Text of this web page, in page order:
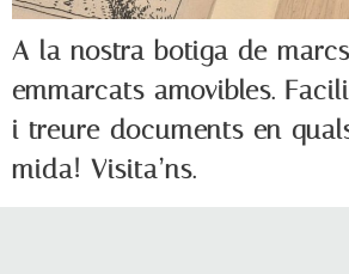
A la nostra botiga de
emmarcats amovibles.
i treure documents en
mida! Visita’ns.